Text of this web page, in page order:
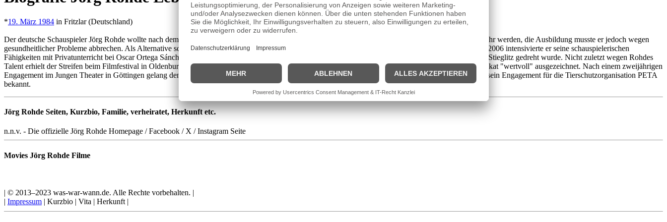
*19. März 1984 in Fritzlar (Deutschland)
Der deutsche Schauspieler Jörg Rohde wollte nach dem Fachabitur an der Reichspräsident-Friedrich-Ebert-Schule in Fritzlar eigentlich Pilot der Bundeswehr werden, die Ausbildung musste er jedoch wegen
gesundheitlicher Probleme abbrechen. Als Alternative schrieb er sich an der Schauspielschule Kassel ein, wo er von
studierte. Von 2005 bis 2006 intensivierte er seine schauspielerischen
Fähigkeiten mit Privatunterricht bei Oscar Ortega Sánchez. Sein Debüt gar Rohde im Kurzfilm "Fliegen und Fallen", der 2006 unter der Regie von Daniel Stieglitz gedreht wurde. Nicht zuletzt wegen Rohdes
Talent erhielt der Streifen beim Filmfestival in Oldenburg den Publikumspreis. Außerdem wurde er von der Filmbewertungsstelle Wiesbaden mit dem Prädikat "wertvoll" ausgezeichnet. Nach einem zweijährigen
Engagement im Jungen Theater in Göttingen gelang dem Schauspieler mit seiner Rolle in der RTL-Serie "Alles, was zählt" der Durchbruch. Rohde ist für sein Engagement für die Tierschutzorganisation PETA
bekannt.
Jörg Rohde Seiten, Kurzbio, Familie, verheiratet, Herkunft etc.
n.n.v. - Die offizielle Jörg Rohde Homepage / Facebook / X / Instagram Seite
Movies Jörg Rohde Filme
| © 2013–2023 was-war-wann.de. Alle Rechte vorbehalten. |
| Impressum | Kurzbio | Vita | Herkunft |